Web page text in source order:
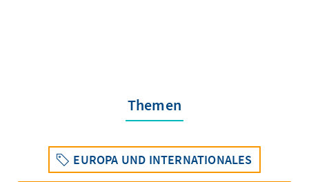
Themen
EUROPA UND INTERNATIONALES